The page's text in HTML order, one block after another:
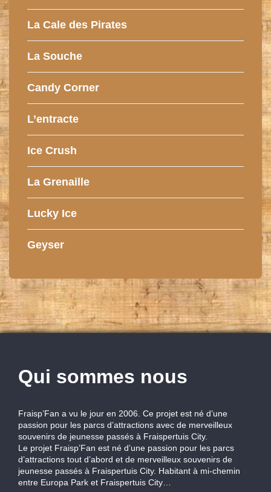
La Cale des Pirates
La Souche
Candy Corner
L’entracte
Ice Crush
La Grenaille
Lucky Ice
Geyser
Qui sommes nous
Fraisp’Fan a vu le jour en 2006. Ce projet est né d’une
passion pour les parcs d’attractions avec de merveilleux
souvenirs de jeunesse passés à Fraispertuis City.
Le projet Fraisp’Fan est né d’une passion pour les parcs
d’attractions tout d’abord et de merveilleux souvenirs de
jeunesse passés à Fraispertuis City. Habitant à mi-chemin
entre Europa Park et Fraispertuis City…